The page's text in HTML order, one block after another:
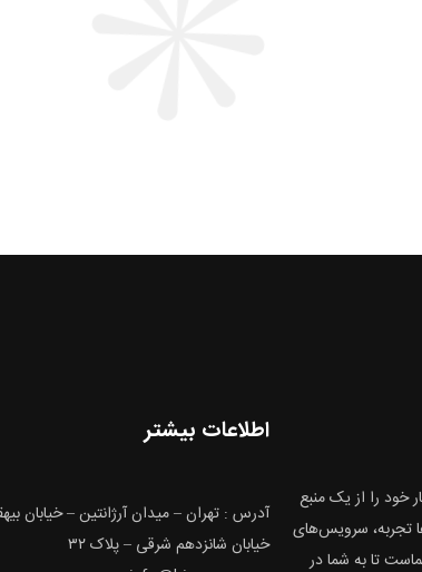
خود را از یک منبع
تجربه، سرویس‌های
تا به شما در
اطلاعات بیشتر
آدرس : تهران – میدان آرژانتین – خیابان
خیابان شانزدهم شرقی – پلاک ۳۲